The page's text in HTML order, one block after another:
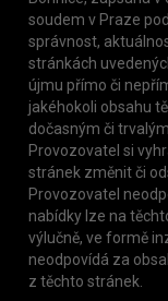
soudem v Praze
správnost,
stránkách
újmu přímo či
jakéhokoli obsahu
dočasným či
Provozovatel si
stránek změnit či
Provozovatel
nabídky lze na
výlučně, ve formě
neodpovídá za
z těchto stránek.